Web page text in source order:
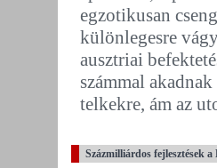
egzotikusan
különlegesre
ausztriai
számmal
telkekre, ám az
Százmilliárdos fejlesztések